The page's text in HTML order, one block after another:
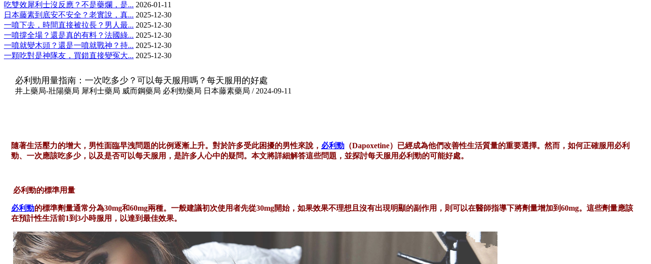
吃雙效犀利士沒反應？不是藥爛，是... 2026-01-11
日本藤素到底安不安全？老實說，真... 2025-12-30
一噴下去，時間直接被拉長？男人最... 2025-12-30
一噴撐全場？還是真的有料？法國綠... 2025-12-30
一噴就變木頭？還是一噴就戰神？持... 2025-12-30
一顆吃對是神隊友，買錯直接變冤大... 2025-12-30
必利勁用量指南：一次吃多少？可以每天服用嗎？每天服用的好處
井上藥局-壯陽藥局 犀利士藥局 威而鋼藥局 必利勁藥局 日本藤素藥局 / 2024-09-11
隨著生活壓力的增大，男性面臨早洩問題的比例逐漸上升。對於許多受此困擾的男性來說， 必利勁 （Dapoxetine）已經成為他們改善性生活質量的重要選擇。然而，如何正確服用必利
勁、一次應該吃多少，以及是否可以每天服用，是許多人心中的疑問。本文將詳細解答這些問題，並探討每天服用必利勁的可能好處。
必利勁的標準用量
必利勁的標準劑量通常分為30mg和60mg兩種。一般建議初次使用者先從30mg開始，如果效果不理想且沒有出現明顯的副作用，則可以在醫師指導下將劑量增加到60mg。這些劑量應該
在預計性生活前1到3小時服用，以達到最佳效果。